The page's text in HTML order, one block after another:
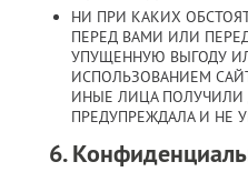
НИ ПРИ КАКИХ
ПЕРЕД ВАМИ ИЛИ
УПУЩЕННУЮ ВЫГОДУ
ИСПОЛЬЗОВАНИЕМ
ИНЫЕ ЛИЦА ПОЛУЧИЛИ
ПРЕДУПРЕЖДАЛА И НЕ
6.